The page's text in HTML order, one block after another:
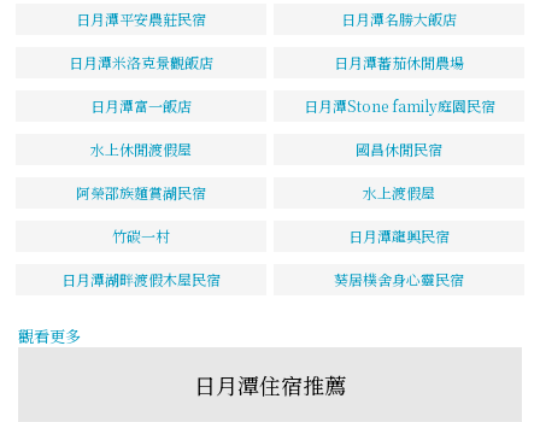
日月潭平安農莊民宿 日月潭名勝大飯店
日月潭米洛克景觀飯店 日月潭蕃茄休閒農場
日月潭富一飯店 日月潭Stone family庭園民宿
水上休閒渡假屋 國昌休閒民宿
阿榮邵族麵賞湖民宿 水上渡假屋
竹碳一村 日月潭龍興民宿
日月潭湖畔渡假木屋民宿 葵居樸舍身心靈民宿
觀看更多
日月潭住宿推薦